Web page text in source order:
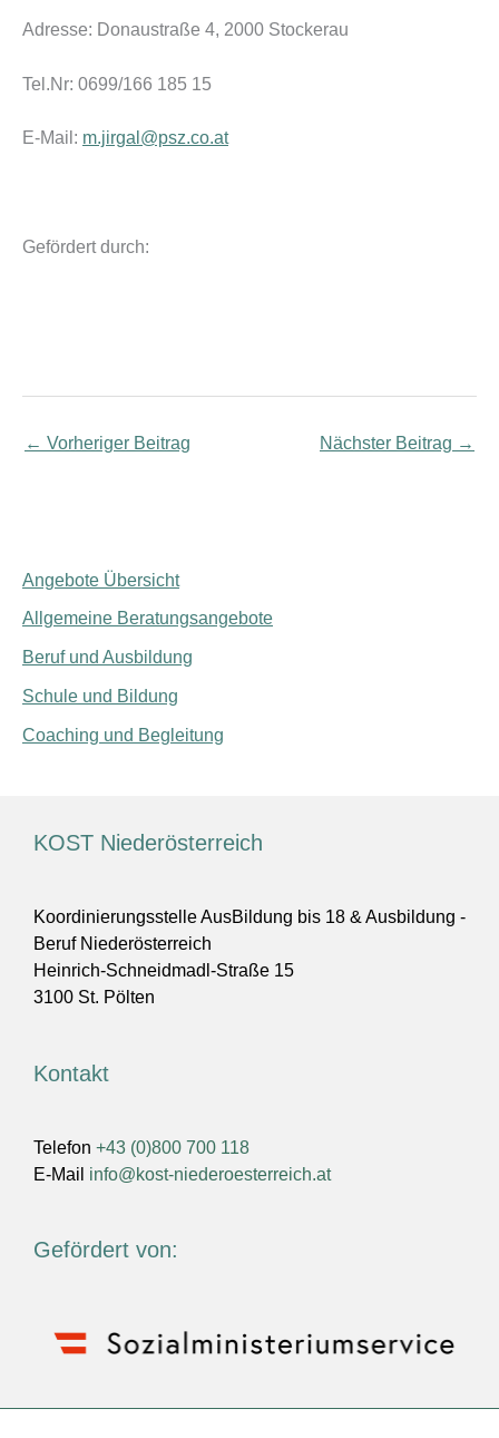
Adresse: Donaustraße 4, 2000 Stockerau
Tel.Nr: 0699/166 185 15
E-Mail: m.jirgal@psz.co.at
Gefördert durch:
← Vorheriger Beitrag Nächster Beitrag →
Angebote Übersicht
Allgemeine Beratungsangebote
Beruf und Ausbildung
Schule und Bildung
Coaching und Begleitung
KOST Niederösterreich
Koordinierungsstelle AusBildung bis 18 & Ausbildung -
Beruf Niederösterreich
Heinrich-Schneidmadl-Straße 15
3100 St. Pölten
Kontakt
Telefon +43 (0)800 700 118
E-Mail info@kost-niederoesterreich.at
Gefördert von: